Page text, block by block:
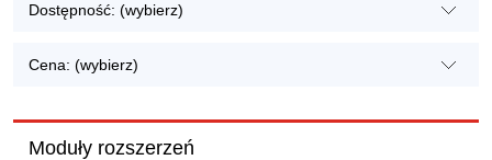
Dostępność: (wybierz)
Cena: (wybierz)
Moduły rozszerzeń